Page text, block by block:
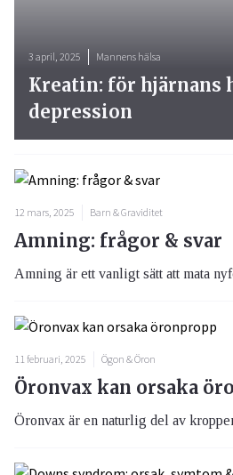
3 april, 2025 Mannens hälsa
Kreatin: för hjärnans
depression
12 mars, 2025 Barn & Graviditet
Amning: frågor & svar
Amning är ett vanligt sätt att mata
11 februari, 2025 Ögon & Öron
Öronvax kan orsaka
Öronvax är en naturlig del av